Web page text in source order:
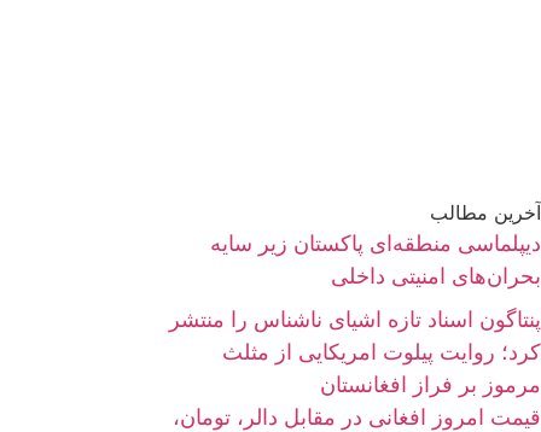
آخرین مطالب
دیپلماسی منطقه‌ای پاکستان زیر سایه
بحران‌های امنیتی داخلی
پنتاگون اسناد تازه اشیای ناشناس را منتشر
کرد؛ روایت پیلوت امریکایی از مثلث
مرموز بر فراز افغانستان
قیمت امروز افغانی در مقابل دالر، تومان،